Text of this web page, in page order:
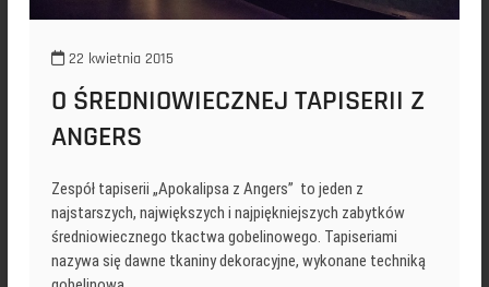
22 kwietnia 2015
O ŚREDNIOWIECZNEJ TAPISERII Z
ANGERS
Zespół tapiserii „Apokalipsa z Angers” to jeden z
najstarszych, największych i najpiękniejszych zabytków
średniowiecznego tkactwa gobelinowego. Tapiseriami
nazywa się dawne tkaniny dekoracyjne, wykonane techniką